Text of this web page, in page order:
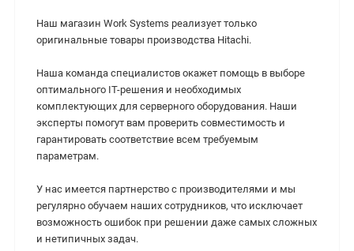
Наш магазин Work Systems реализует только
оригинальные товары производства Hitachi.
Наша команда специалистов окажет помощь в выборе
оптимального IT-решения и необходимых
комплектующих для серверного оборудования. Наши
эксперты помогут вам проверить совместимость и
гарантировать соответствие всем требуемым
параметрам.
У нас имеется партнерство с производителями и мы
регулярно обучаем наших сотрудников, что исключает
возможность ошибок при решении даже самых сложных
и нетипичных задач.